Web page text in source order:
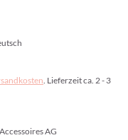
. Lieferzeit ca. 2 - 3
AG